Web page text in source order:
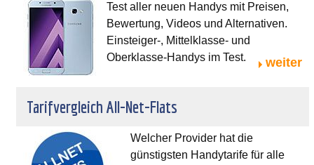
Test aller neuen Handys mit Preisen,
Bewertung, Videos und Alternativen.
Einsteiger-, Mittelklasse- und
Oberklasse-Handys im Test.
weiter
Tarifvergleich All-Net-Flats
Welcher Provider hat die
günstigsten Handytarife für alle